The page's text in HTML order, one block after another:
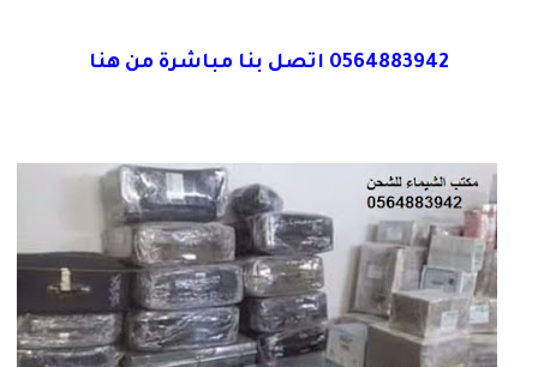
0564883942 اتصل بنا مباشرة من هنا